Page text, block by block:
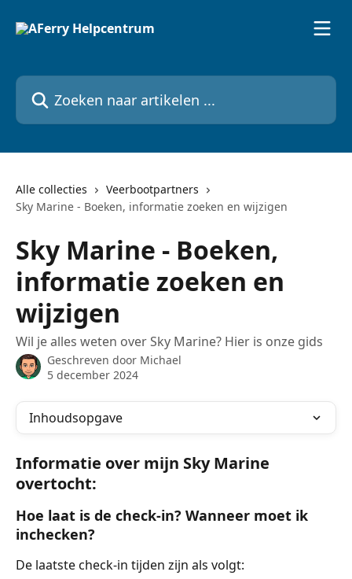
Zoeken naar artikelen ...
Alle collecties
Veerbootpartners
Sky Marine - Boeken, informatie zoeken en wijzigen
Sky Marine - Boeken,
informatie zoeken en
wijzigen
Wil je alles weten over Sky Marine? Hier is onze gids
Geschreven door Michael
5 december 2024
Inhoudsopgave
Informatie over mijn Sky Marine
overtocht:
Hoe laat is de check-in? Wanneer moet ik
inchecken?
De laatste check-in tijden zijn als volgt: